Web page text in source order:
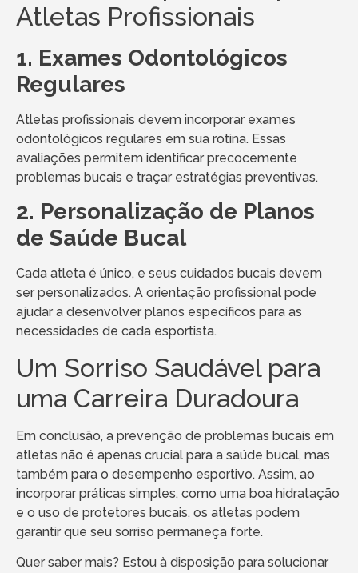
Atletas Profissionais
1. Exames Odontológicos
Regulares
Atletas profissionais devem incorporar exames
odontológicos regulares em sua rotina. Essas
avaliações permitem identificar precocemente
problemas bucais e traçar estratégias preventivas.
2. Personalização de Planos
de Saúde Bucal
Cada atleta é único, e seus cuidados bucais devem
ser personalizados. A orientação profissional pode
ajudar a desenvolver planos específicos para as
necessidades de cada esportista.
Um Sorriso Saudável para
uma Carreira Duradoura
Em conclusão, a prevenção de problemas bucais em
atletas não é apenas crucial para a saúde bucal, mas
também para o desempenho esportivo. Assim, ao
incorporar práticas simples, como uma boa hidratação
e o uso de protetores bucais, os atletas podem
garantir que seu sorriso permaneça forte.
Quer saber mais? Estou à disposição para solucionar